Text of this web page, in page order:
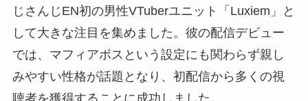
じさんじEN初の男性VTuberユニット「Luxiem」と
して大きな注目を集めました。彼の配信デビュー
では、マフィアボスという設定にも関わらず親し
みやすい性格が話題となり、初配信から多くの視